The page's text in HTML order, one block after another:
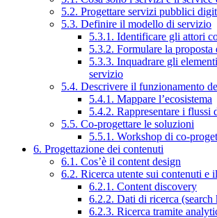
5.2. Progettare servizi pubblici
5.3. Definire il modello di servizio
5.3.1. Identificare gli attori
5.3.2. Formulare la proposta
5.3.3. Inquadrare gli
servizio
5.4. Descrivere il funzionamento
5.4.1. Mappare l’ecosistema
5.4.2. Rappresentare i flussi
5.5. Co-progettare le soluzioni
5.5.1. Workshop di co-
6. Progettazione dei contenuti
6.1. Cos’è il content design
6.2. Ricerca utente sui contenuti e
6.2.1. Content discovery
6.2.2. Dati di ricerca (search
6.2.3. Ricerca tramite